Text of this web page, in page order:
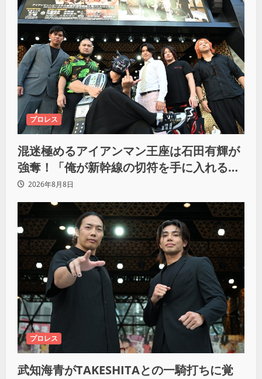
プロレス
混迷極めるアイアンマン王座は石田有輝が
強奪！「俺が新幹線の切符を手に入れるか
らな！逃げ切るぞ」
2026年8月8日
プロレス
武知海青がTAKESHITAとの一騎打ちに覚